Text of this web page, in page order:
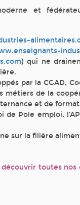
et
) qui ne
par la CGAD,
métiers de la
et de
de Pole emploi,
sur la filière
toutes nos